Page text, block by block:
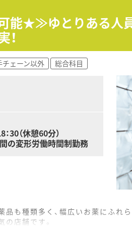
残業がほとんど発生しません。
可能★≫ゆとりある
チェーン以外 総合科目
30（休憩60分）
の変形労働時間制勤務
も種類多く、幅広いお薬にふれ
店舗です。